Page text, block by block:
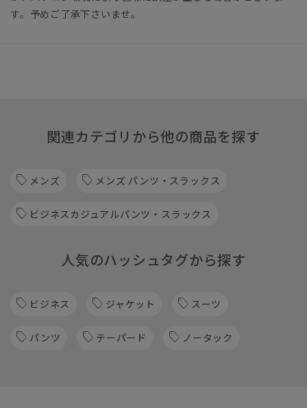
す。予めご了承下さいませ。
関連カテゴリから他の商品を探す
メンズ メンズ パンツ・スラックス
ビジネスカジュアルパンツ・スラックス
人気のハッシュタグから探す
ビジネス ジャケット スーツ
パンツ テーパード ノータック